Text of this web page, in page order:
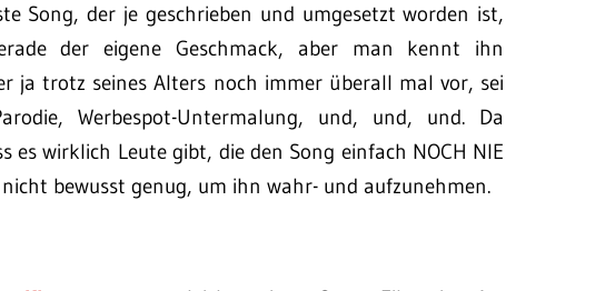
Song, der je geschrieben und umgesetzt worden ist,
der eigene Geschmack, aber man kennt ihn
ja trotz seines Alters noch immer überall mal vor, sei
Werbespot-Untermalung, und, und, und. Da
es wirklich Leute gibt, die den Song einfach NOCH NIE
bewusst genug, um ihn wahr- und aufzunehmen.